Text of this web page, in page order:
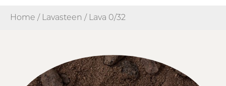
Home / Lavasteen / Lava 0/32